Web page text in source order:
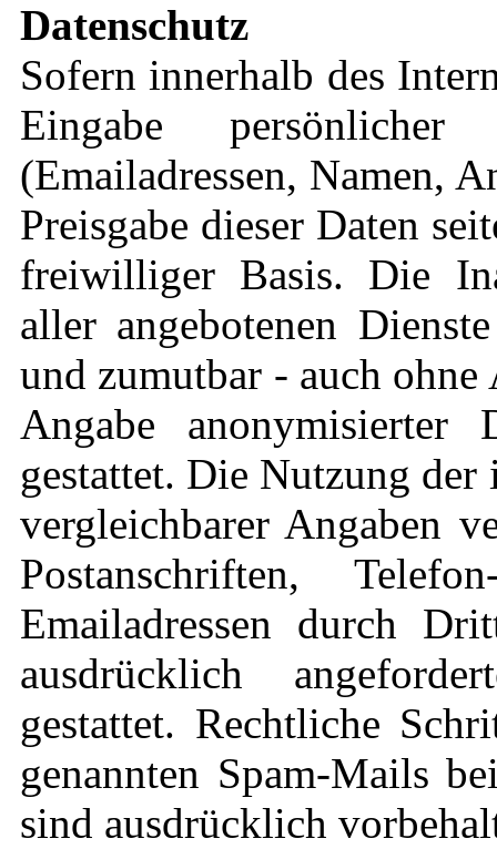
Datenschutz
Sofern innerhalb des
Eingabe
(Emailadressen, Namen,
Preisgabe dieser Daten
freiwilliger Basis. Die
aller angebotenen
und zumutbar - auch
Angabe anonymisierter
gestattet. Die Nutzung der
vergleichbarer Angaben
Postanschriften,
Emailadressen durch
ausdrücklich
gestattet. Rechtliche
genannten Spam-Mails
sind ausdrücklich